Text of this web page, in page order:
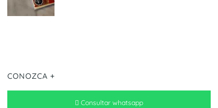
CONOZCA +
Consultar whatsapp